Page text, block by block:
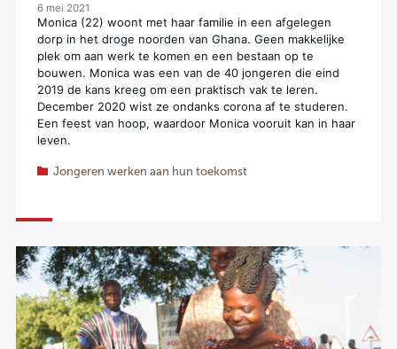
6 mei 2021
Monica (22) woont met haar familie in een afgelegen
dorp in het droge noorden van Ghana. Geen makkelijke
plek om aan werk te komen en een bestaan op te
bouwen. Monica was een van de 40 jongeren die eind
2019 de kans kreeg om een praktisch vak te leren.
December 2020 wist ze ondanks corona af te studeren.
Een feest van hoop, waardoor Monica vooruit kan in haar
leven.
Jongeren werken aan hun toekomst